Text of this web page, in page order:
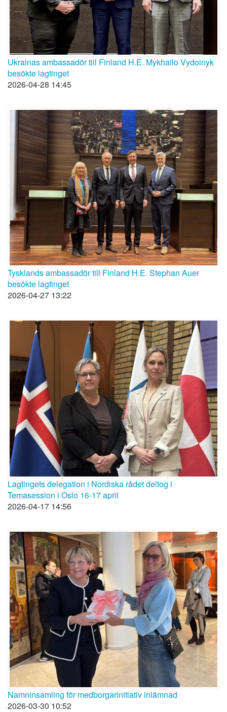
Ukrainas ambassadör till Finland H.E. Mykhailo Vydoinyk
besökte lagtinget
2026-04-28 14:45
Tysklands ambassadör till Finland H.E. Stephan Auer
besökte lagtinget
2026-04-27 13:22
Lagtingets delegation i Nordiska rådet deltog i
Temasession i Oslo 16-17 april
2026-04-17 14:56
Namninsamling för medborgarinitiativ inlämnad
2026-03-30 10:52